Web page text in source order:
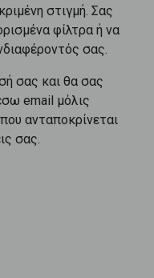
στιγμή. Σας
φίλτρα ή να
σας.
σας και θα σας
email μόλις
ανταποκρίνεται
σας.